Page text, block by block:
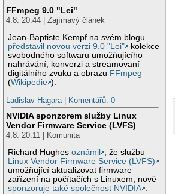
FFmpeg 9.0 "Lei"
4.8. 20:44 | Zajímavý článek
Jean-Baptiste Kempf na svém blogu
představil novou verzi 9.0 "Lei"
kolekce
svobodného softwaru umožňujícího
nahrávání, konverzi a streamovaní
digitálního zvuku a obrazu FFmpeg
(Wikipedie ).
Ladislav Hagara
Komentářů: 0
NVIDIA sponzorem služby Linux
Vendor Firmware Service (LVFS)
4.8. 20:11 | Komunita
Richard Hughesoznámil
, že službu
Linux Vendor Firmware Service (LVFS)
umožňující aktualizovat firmware
zařízení na počítačích s Linuxem, nově
sponzoruje také společnost NVIDIA .